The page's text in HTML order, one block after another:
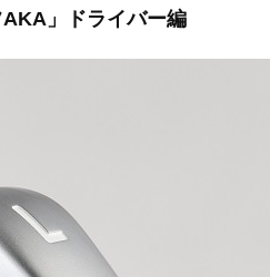
」ドライバー編